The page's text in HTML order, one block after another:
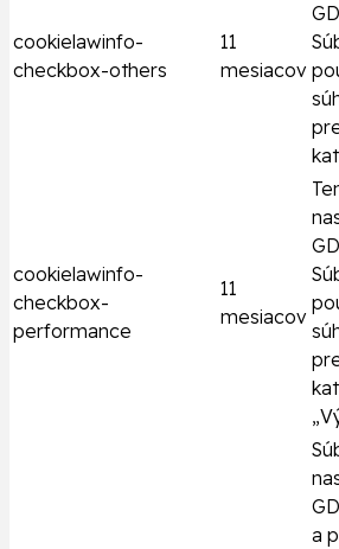
cookielawinfo-
checkbox-others
11
mesiacov
cookielawinfo-
checkbox-
performance
11
mesiacov
a